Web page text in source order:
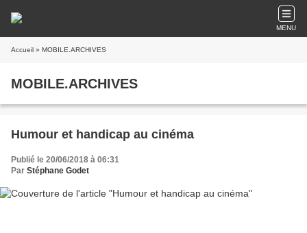
MENU
Accueil » MOBILE.ARCHIVES
MOBILE.ARCHIVES
Humour et handicap au cinéma
Publié le 20/06/2018 à 06:31
Par Stéphane Godet